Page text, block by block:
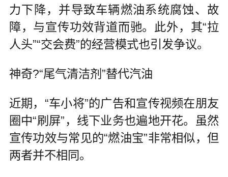
力下降，并导致车辆燃油系统腐蚀、故
障，与宣传功效背道而驰。此外，其“拉
人头”“交会费”的经营模式也引发争议。
神奇?“尾气清洁剂”替代汽油
近期，“车小将”的广告和宣传视频在朋友
圈中“刷屏”，线下业务也遍地开花。虽然
宣传功效与常见的“燃油宝”非常相似，但
两者并不相同。